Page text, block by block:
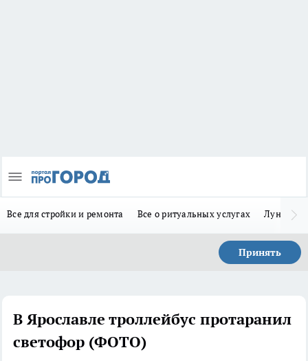
Все для стройки и ремонта Все о ритуальных услугах Лунно-
Принять
В Ярославле троллейбус протаранил
светофор (ФОТО)